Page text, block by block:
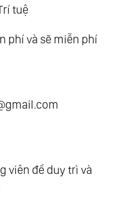
tuệ
phí và sẽ miễn phí
viên để duy trì và